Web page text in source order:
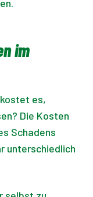
im
es,
Die Kosten
Schadens
unterschiedlich